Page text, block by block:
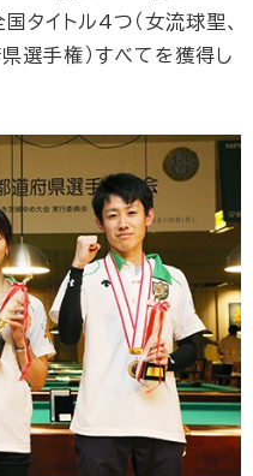
タイトル4つ（女流球聖、
選手権）すべてを獲得し